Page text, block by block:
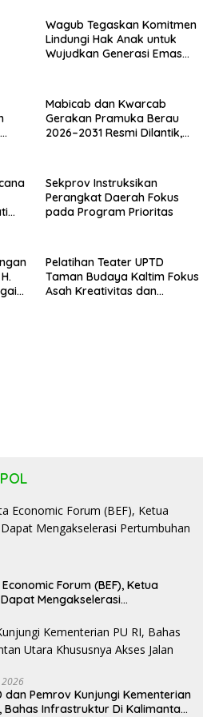
Wagub Tegaskan Komitmen
Lindungi Hak Anak untuk
Wujudkan Generasi Emas
Mabicab dan Kwarcab
Gerakan Pramuka Berau
2026–2031 Resmi Dilantik,
Sekprov Instruksikan
Perangkat Daerah Fokus
pada Program Prioritas
Pelatihan Teater UPTD
Taman Budaya Kaltim Fokus
Asah Kreativitas dan
Forum (BEF), Ketua
Mengakselerasi
2026
dan Pemrov Kunjungi Kementerian
Bahas Infrastruktur Di Kalimantan